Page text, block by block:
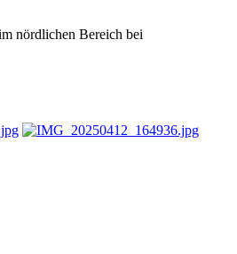
nördlichen Bereich bei